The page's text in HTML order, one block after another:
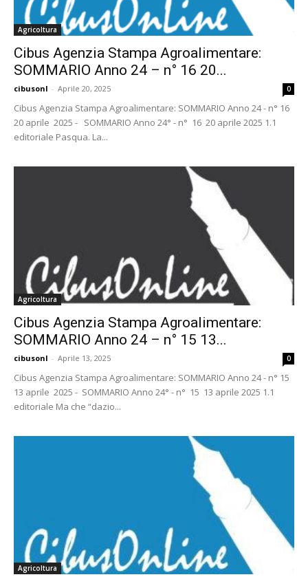
Agricoltura
Cibus Agenzia Stampa Agroalimentare:
SOMMARIO Anno 24 – n° 16 20...
cibusonl - Aprile 20, 2025 0
Cibus Agenzia Stampa Agroalimentare: SOMMARIO Anno 24 - n° 16
20 aprile 2025 - SOMMARIO Anno 24° - n° 16 20 aprile 2025 1.1
editoriale Pasqua. La...
Agricoltura
Cibus Agenzia Stampa Agroalimentare:
SOMMARIO Anno 24 – n° 15 13...
cibusonl - Aprile 13, 2025 0
Cibus Agenzia Stampa Agroalimentare: SOMMARIO Anno 24 - n° 15
13 aprile 2025 - SOMMARIO Anno 24° - n° 15 13 aprile 2025 1.1
editoriale Ma che “dazio...
Agricoltura